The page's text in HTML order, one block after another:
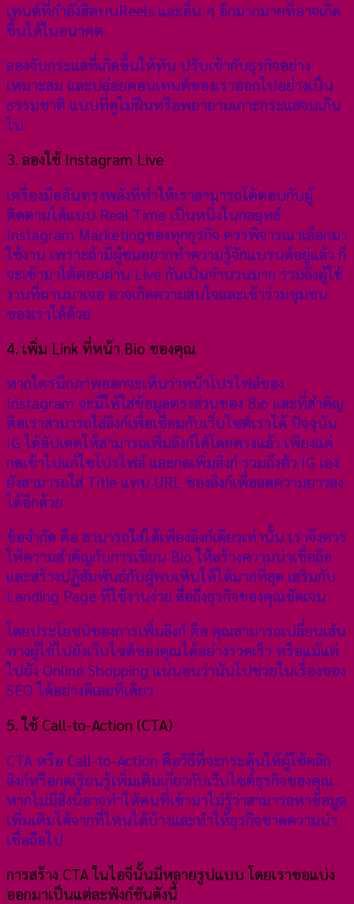
เทนต์ที่กำลังฮิตบนReels และอื่น ๆ อีกมากมายที่อาจเกิด
ขึ้นได้ในอนาคต
ลองจับกระแสที่เกิดขึ้นให้ทัน ปรับเข้ากับธุรกิจอย่าง
เหมาะสม และปล่อยคอนเทนต์ของเราออกไปอย่างเป็น
ธรรมชาติ แบบที่ดูไม่ฝืนหรือพยายามเกาะกระแสจนเกิน
ไป
3. ลองใช้ Instagram Live
เครื่องมืออันทรงพลังที่ทำให้เราสามารถโต้ตอบกับผู้
ติดตามได้แบบ Real Time เป็นหนึ่งในกลยุทธ์
Instagram Marketingของทุกธุรกิจ ควรพิจารณาเลือกมา
ใช้งาน เพราะถ้ามีผู้ชมอยากทำความรู้จักแบรนด์อยู่แล้ว ก็
จะเข้ามาโต้ตอบผ่าน Live กันเป็นจำนวนมาก รวมถึงผู้ใช้
งานที่ผ่านมาเจอ อาจเกิดความสนใจและเข้าร่วมชุมชน
ของเราได้ด้วย
4. เพิ่ม Link ที่หน้า Bio ของคุณ
หากใครนึกภาพออกจะเห็นว่าหน้าโปรไฟล์ของ
Instagram จะมีให้ใส่ข้อมูลตรงส่วนของ Bio และที่สำคัญ
คือเราสามารถใส่ลิงก์เพื่อเชื่อมกับเว็บไซต์เราได้ ปัจจุบัน
IG ได้อัปเดตให้สามารถเพิ่มลิงก์ได้โดยตรงแล้ว เพียงแค่
กดเข้าไปแก้ไขโปรไฟล์ และกดเพิ่มลิงก์ รวมถึงตัว IG เอง
ยังสามารถใส่ Title แทน URL ของลิงก์เพื่อลดความยาวลง
ได้อีกด้วย
ข้อจำกัด คือ สามารถใส่ได้เพียงลิงก์เดียวเท่านั้น เราจึงควร
ให้ความสำคัญกับการเขียน Bio ให้สร้างความน่าเชื่อถือ
และสร้างปฏิสัมพันธ์กับผู้พบเห็นให้ได้มากที่สุด เสริมกับ
Landing Page ที่ใช้งานง่าย สื่อถึงธุรกิจของคุณชัดเจน
โดยประโยชน์ของการเพิ่มลิงก์ คือ คุณสามารถเปลี่ยนเส้น
ทางผู้ใช้ไปยังเว็บไซต์ของคุณได้อย่างรวดเร็ว หรือแม้แต่
ไปยัง Online Shopping แน่นอนว่ามันไปช่วยในเรื่องของ
SEO ได้อย่างดีเลยทีเดียว
5. ใช้ Call-to-Action (CTA)
CTA หรือ Call-to-Action คือวิธีที่จะกระตุ้นให้ผู้ใช้คลิก
ลิงก์หรือกดเรียนรู้เพิ่มเติมเกี่ยวกับเว็บไซต์ธุรกิจของคุณ
หากไม่มีสิ่งนี้อาจทำให้คนที่เข้ามาไม่รู้ว่าสามารถหาข้อมูล
เพิ่มเติมได้จากที่ไหนได้บ้างและทำให้ธุรกิจขาดความน่า
เชื่อถือไป
การสร้าง CTA ในไอจีนั้นมีหลายรูปแบบ โดยเราขอแบ่ง
ออกมาเป็นแต่ละฟังก์ชันดังนี้